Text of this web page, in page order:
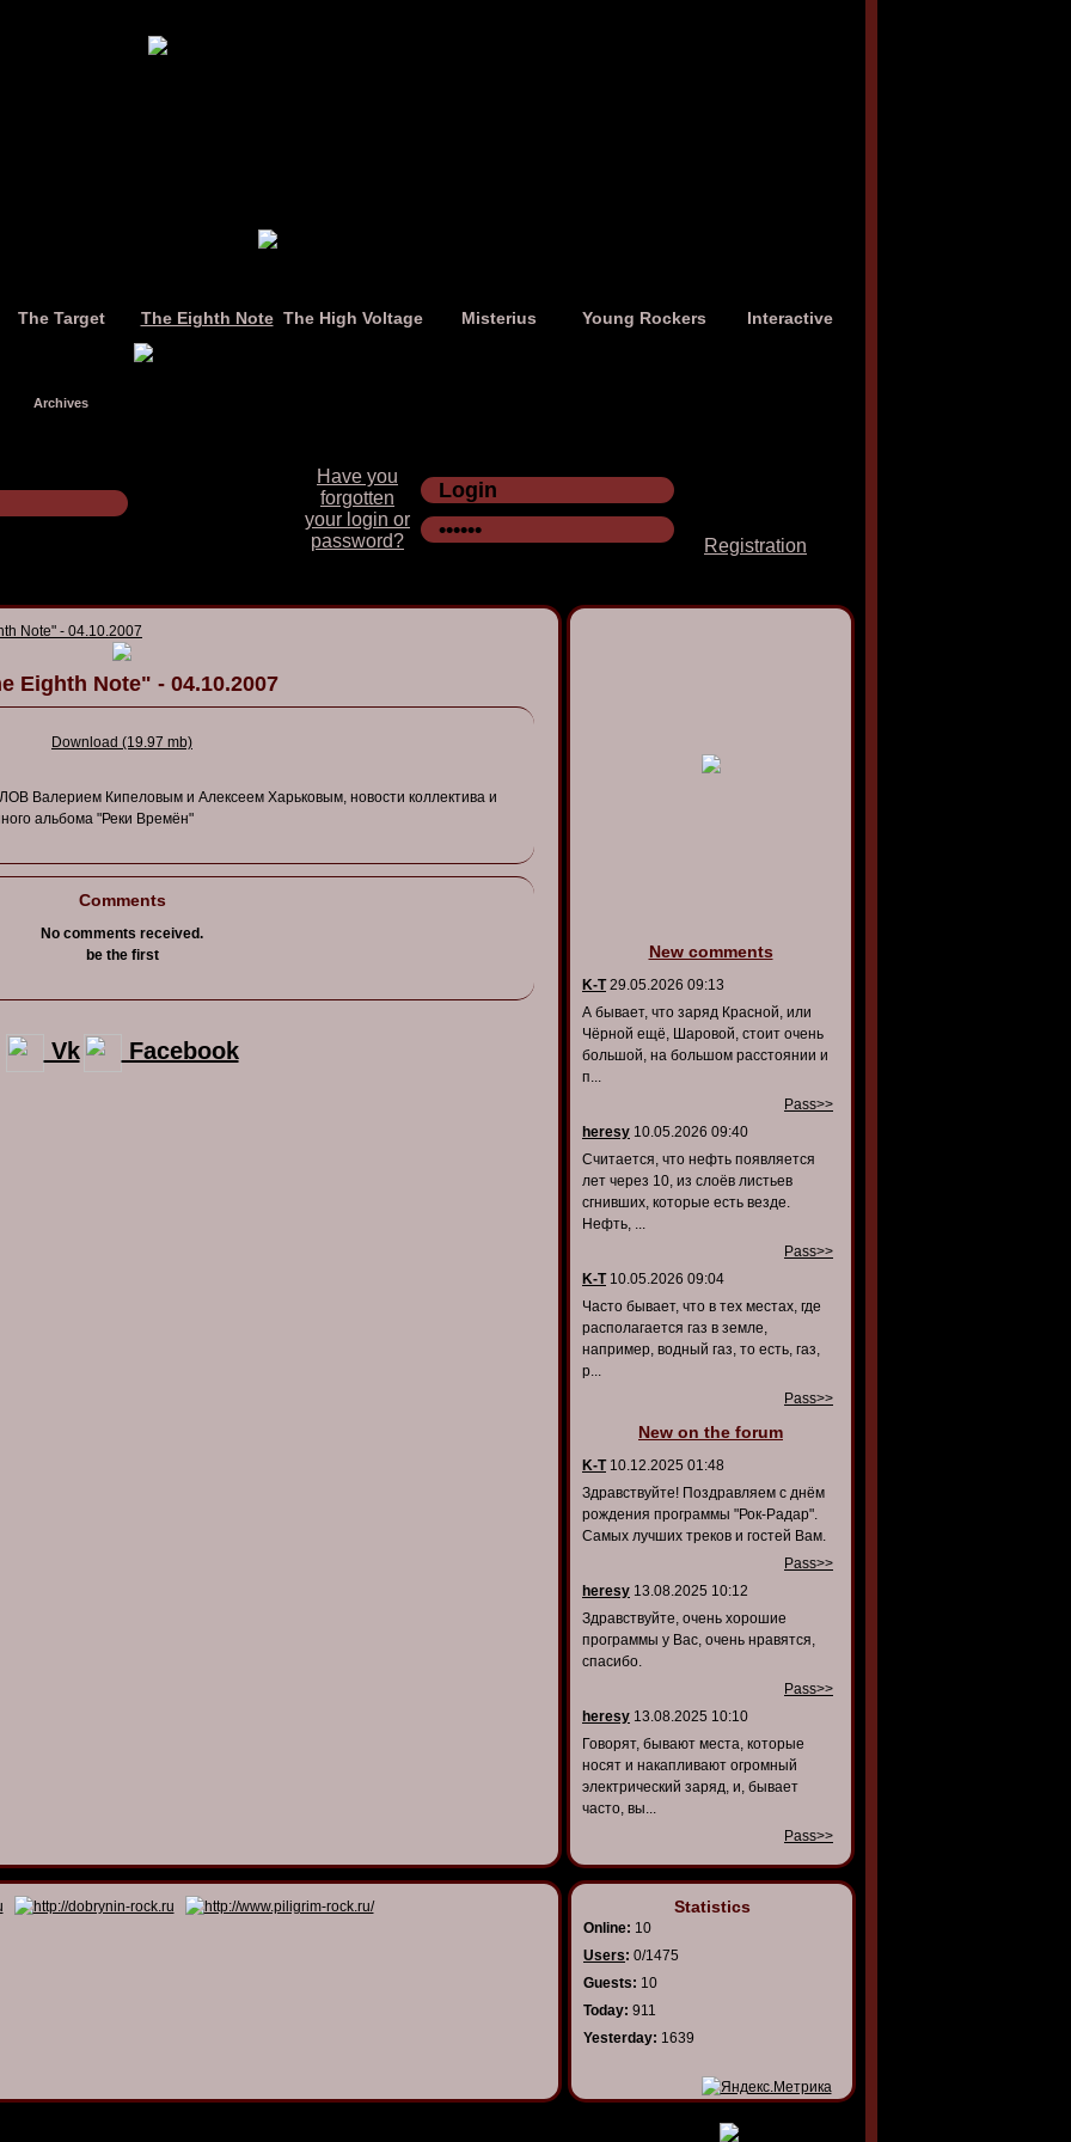
The Target The Eighth Note The High Voltage Misterius Young Rockers Interactive
Archives
Have you
forgotten
your login or
password?
Registration
Note" - 04.10.2007
Eighth Note" - 04.10.2007
Download (19.97 mb)
В Валерием Кипеловым и Алексеем Харьковым, новости коллектива и
альбома "Реки Времён"
Comments
No comments received.
be the first
Vk Facebook
New comments
K-T29.05.2026 09:13
А бывает, что заряд Красной, или
Чёрной ещё, Шаровой, стоит очень
большой, на большом расстоянии и
п...
Pass>>
heresy 10.05.2026 09:40
Считается, что нефть появляется
лет через 10, из слоёв листьев
сгнивших, которые есть везде.
Нефть, ...
Pass>>
K-T10.05.2026 09:04
Часто бывает, что в тех местах, где
располагается газ в земле,
например, водный газ, то есть, газ,
р...
Pass>>
New on the forum
K-T10.12.2025 01:48
Здравствуйте! Поздравляем с днём
рождения программы "Рок-Радар".
Самых лучших треков и гостей Вам.
Pass>>
heresy 13.08.2025 10:12
Здравствуйте, очень хорошие
программы у Вас, очень нравятся,
спасибо.
Pass>>
heresy 13.08.2025 10:10
Говорят, бывают места, которые
носят и накапливают огромный
электрический заряд, и, бывает
часто, вы...
Pass>>
Statistics
Online: 10
Users: 0/1475
Guests: 10
Today: 911
Yesterday: 1639